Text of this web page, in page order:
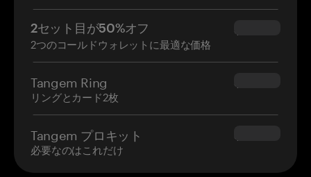
2セット目が50%オフ
2つのコールドウォレットに最適な価格
$34.95
Tangem Ring
リングとカード2枚
$160.00
Tangem プロキット
必要なのはこれだけ
$180.00